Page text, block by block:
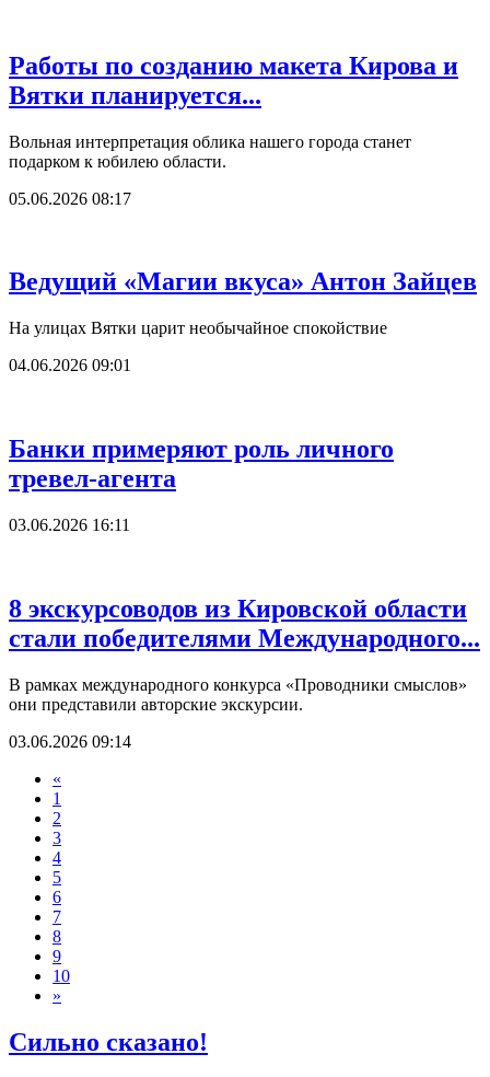
Работы по созданию макета Кирова и
Вятки планируется...
Вольная интерпретация облика нашего города станет
подарком к юбилею области.
05.06.2026 08:17
Ведущий «Магии вкуса» Антон Зайцев
На улицах Вятки царит необычайное спокойствие
04.06.2026 09:01
Банки примеряют роль личного
тревел-агента
03.06.2026 16:11
8 экскурсоводов из Кировской области
стали победителями Международного...
В рамках международного конкурса «Проводники смыслов»
они представили авторские экскурсии.
03.06.2026 09:14
«
1
2
3
4
5
6
7
8
9
10
»
Сильно сказано!